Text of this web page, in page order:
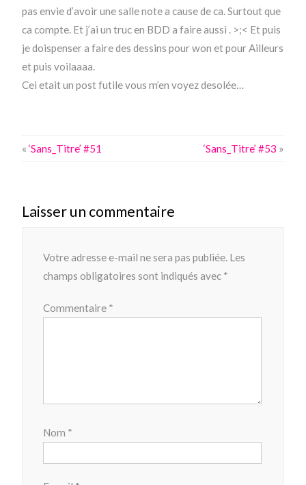
pas envie d’avoir une salle note a cause de ca. Surtout que
ca compte. Et j’ai un truc en BDD a faire aussi . >;< Et puis
je doispenser a faire des dessins pour won et pour Ailleurs
et puis voilaaaa.
Cei etait un post futile vous m’en voyez desolée…
«‘Sans_Titre’ #51 ‘Sans_Titre’ #53 »
Laisser un commentaire
Votre adresse e-mail ne sera pas publiée. Les
champs obligatoires sont indiqués avec *
Commentaire *
Nom *